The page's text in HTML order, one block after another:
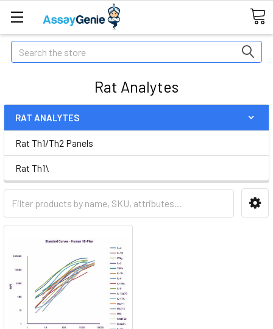
Search
Rat Analytes
RAT ANALYTES
Rat Th1/Th2 Panels
Rat Th1\